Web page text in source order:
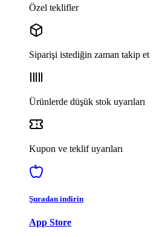
Özel teklifler
Siparişi istediğin zaman takip et
Ürünlerde düşük stok uyarıları
Kupon ve teklif uyarıları
Şuradan indirin
App Store